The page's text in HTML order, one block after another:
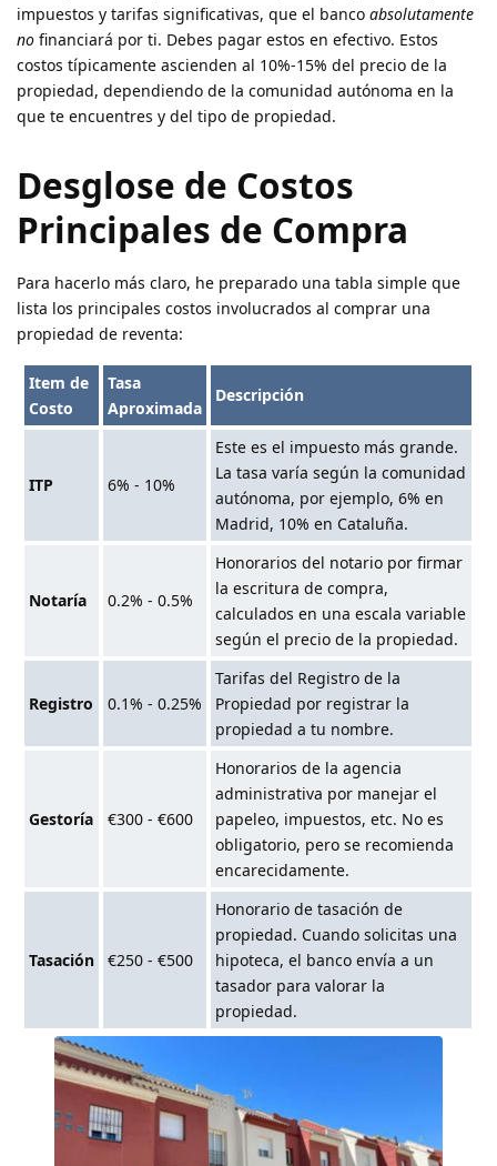
impuestos y tarifas significativas, que el banco absolutamente
no financiará por ti. Debes pagar estos en efectivo. Estos
costos típicamente ascienden al 10%-15% del precio de la
propiedad, dependiendo de la comunidad autónoma en la
que te encuentres y del tipo de propiedad.
Desglose de Costos
Principales de Compra
Para hacerlo más claro, he preparado una tabla simple que
lista los principales costos involucrados al comprar una
propiedad de reventa:
Item de
Costo
Tasa
Aproximada
Descripción
ITP 6% - 10%
Este es el impuesto más grande.
La tasa varía según la comunidad
autónoma, por ejemplo, 6% en
Madrid, 10% en Cataluña.
Notaría 0.2% - 0.5%
Honorarios del notario por firmar
la escritura de compra,
calculados en una escala variable
según el precio de la propiedad.
Registro 0.1% - 0.25%
Tarifas del Registro de la
Propiedad por registrar la
propiedad a tu nombre.
Gestoría €300 - €600
Honorarios de la agencia
administrativa por manejar el
papeleo, impuestos, etc. No es
obligatorio, pero se recomienda
encarecidamente.
Tasación €250 - €500
Honorario de tasación de
propiedad. Cuando solicitas una
hipoteca, el banco envía a un
tasador para valorar la
propiedad.